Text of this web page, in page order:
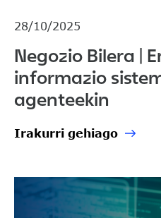
28/10/2025
Negozio Bilera |
informazio
agenteekin
Irakurri gehiago